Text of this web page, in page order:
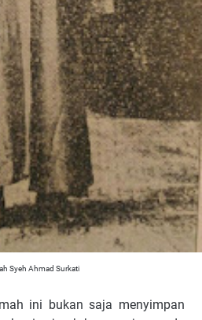
Syeh Ahmad Surkati
ini bukan saja menyimpan